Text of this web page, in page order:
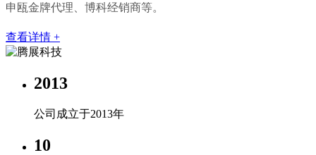
申瓯金牌代理、博科经销商等。
查看详情 +
2013
公司成立于2013年
10